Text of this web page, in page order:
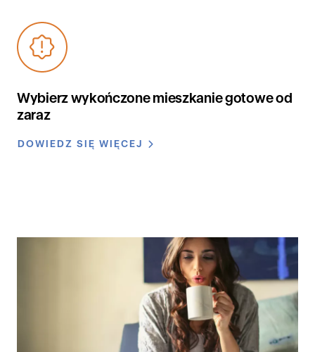
Wybierz wykończone mieszkanie gotowe od
zaraz
DOWIEDZ SIĘ WIĘCEJ